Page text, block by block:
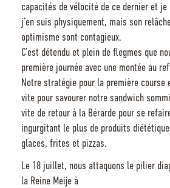
capacités de vélocité de ce dernier et
j’en suis physiquement, mais son
optimisme sont contagieux.
C’est détendu et plein de flegmes que
première journée avec une montée au
Notre stratégie pour la première
vite pour savourer notre sandwich
vite de retour à la Bérarde pour se
ingurgitant le plus de produits
glaces, frites et pizzas.
Le 18 juillet, nous attaquons le pilier
la Reine Meije à